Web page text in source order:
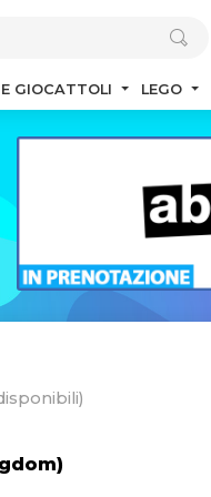
GIOCATTOLI LEGO